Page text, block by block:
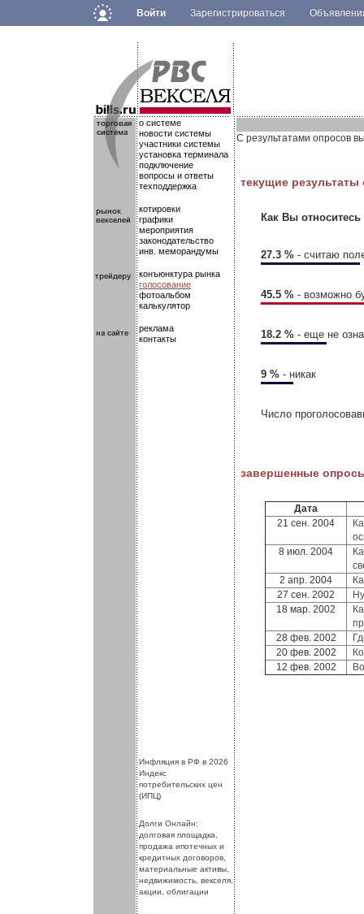
Войти Зарегистрироваться
.
.о системе
новости системы
участники системы
установка терминала
подключение
вопросы и ответы
техподдержка
котировки
графики
мероприятия
законодательство
инв. меморандумы
конъюнктура рынка
голосование
фотоальбом
калькулятор
реклама
контакты
.
С результатами опросов
текущие результаты
Как Вы
27.3 % - считаю
45.5 % - возможно
18.2 % - еще не
9 % - никак
Число
завершенные
Дата
21 сен. 2004
8 июл. 2004
2 апр. 2004
27 сен. 2002
18 мар. 2002
28 фев. 2002
20 фев. 2002
12 фев. 2002
.Инфляция в РФ в 2026
Индекс
потребительских цен
(ИПЦ)
Долги Онлайн:
долговая площадка,
продажа ипотечных и
кредитных договоров,
материальные активы,
недвижимость, векселя,
акции, облигации
.